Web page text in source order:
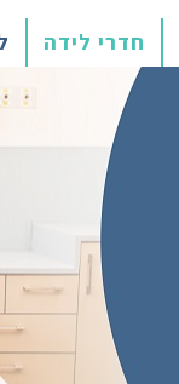
חדרי לידה